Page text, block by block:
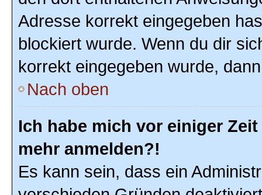
Adresse korrekt eingegeben
blockiert wurde. Wenn du dir
korrekt eingegeben wurde,
Nach oben
Ich habe mich vor einiger
mehr anmelden?!
Es kann sein, dass ein